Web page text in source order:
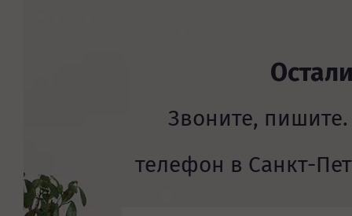
Звоните,
телефон в Санкт-